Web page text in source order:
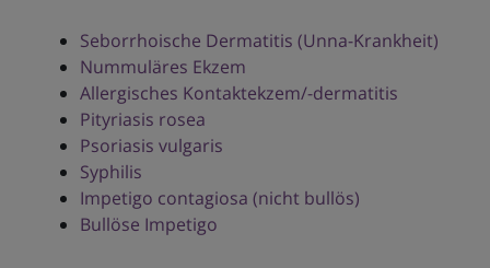
Seborrhoische Dermatitis (Unna-Krankheit)
Nummuläres Ekzem
Allergisches Kontaktekzem/-dermatitis
Pityriasis rosea
Psoriasis vulgaris
Syphilis
Impetigo contagiosa (nicht bullös)
Bullöse Impetigo